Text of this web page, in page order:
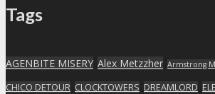
Tags
AGENBITE MISERY Alex Metzzher Armstrong
CHICO DETOUR CLOCKTOWERS DREAMLORD